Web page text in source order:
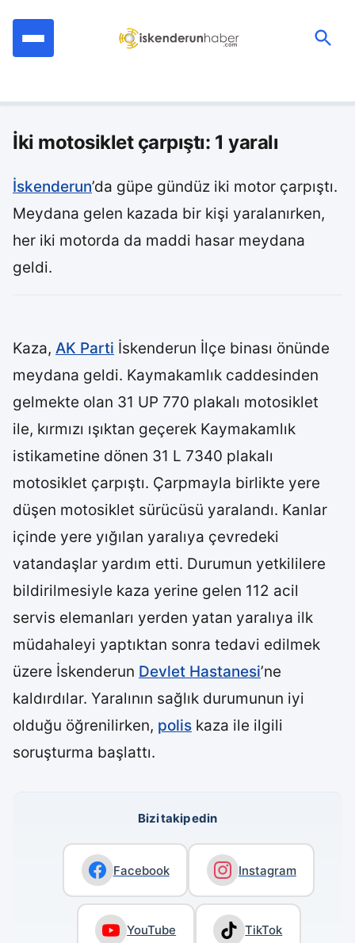
İki motosiklet çarpıştı: 1 yaralı
İskenderun’da güpe gündüz iki motor çarpıştı.
Meydana gelen kazada bir kişi yaralanırken,
her iki motorda da maddi hasar meydana
geldi.
Kaza, AK Parti İskenderun İlçe binası önünde
meydana geldi. Kaymakamlık caddesinden
gelmekte olan 31 UP 770 plakalı motosiklet
ile, kırmızı ışıktan geçerek Kaymakamlık
istikametine dönen 31 L 7340 plakalı
motosiklet çarpıştı. Çarpmayla birlikte yere
düşen motosiklet sürücüsü yaralandı. Kanlar
içinde yere yığılan yaralıya çevredeki
vatandaşlar yardım etti. Durumun yetkililere
bildirilmesiyle kaza yerine gelen 112 acil
servis elemanları yerden yatan yaralıya ilk
müdahaleyi yaptıktan sonra tedavi edilmek
üzere İskenderun Devlet Hastanesi’ne
kaldırdılar. Yaralının sağlık durumunun iyi
olduğu öğrenilirken, polis kaza ile ilgili
soruşturma başlattı.
Bizi takip edin
Facebook Instagram
YouTube TikTok